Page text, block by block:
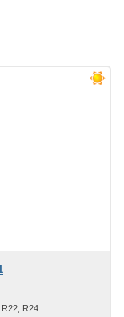
R24